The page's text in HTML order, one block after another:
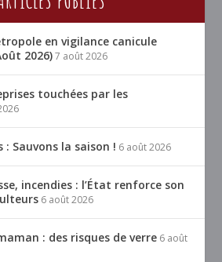
en vigilance canicule
2026) 7 août 2026
touchées par les
: Sauvons la saison ! 6 août 2026
incendies : l’État renforce son
6 août 2026
: des risques de verre 6 août